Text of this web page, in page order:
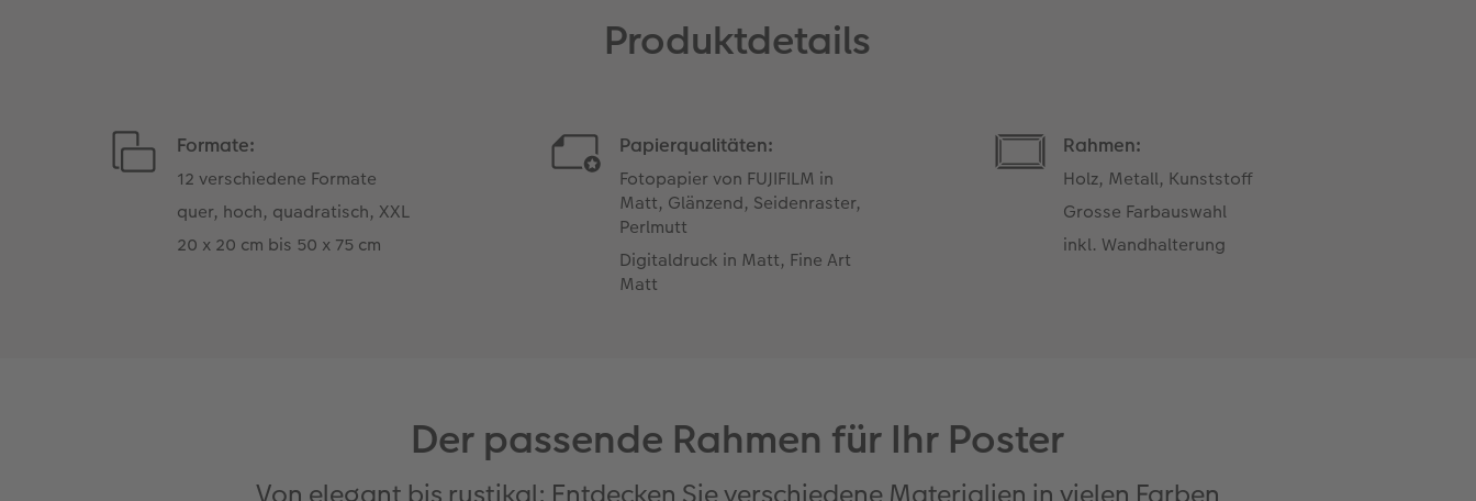
Produktdetails
Formate:
12 verschiedene Formate
quer, hoch, quadratisch, XXL
20 x 20 cm bis 50 x 75 cm
Papierqualitäten:
Fotopapier von FUJIFILM in
Matt, Glänzend, Seidenraster,
Perlmutt
Digitaldruck in Matt, Fine Art
Matt
Rahmen:
Holz, Metall, Kunststoff
Grosse Farbauswahl
inkl. Wandhalterung
Der passende Rahmen für Ihr Poster